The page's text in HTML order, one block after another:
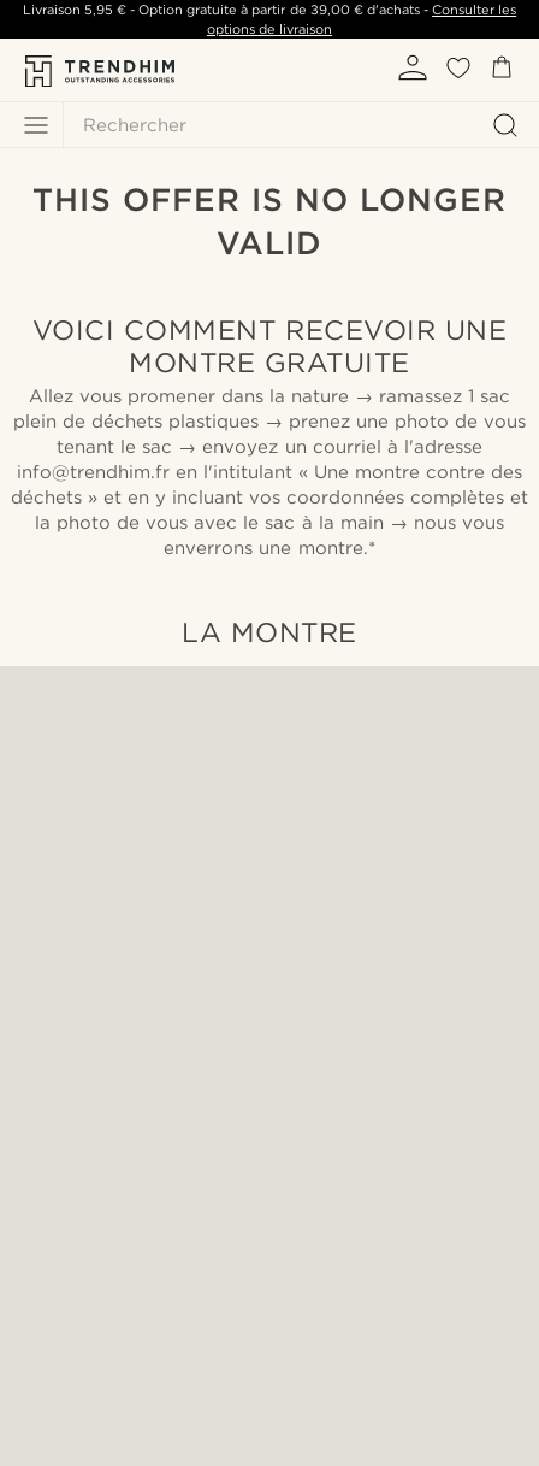
Rechercher
Livraison 5,95 €- Option gratuite à partir de 39,00 €d'achats -Consulter les
options de livraison
THIS OFFER IS NO LONGER
VALID
VOICI COMMENT RECEVOIR UNE
MONTRE GRATUITE
Allez vous promener dans la nature → ramassez 1 sac
plein de déchets plastiques → prenez une photo de vous
tenant le sac → envoyez un courriel à l'adresse
info@trendhim.fr en l'intitulant « Une montre contre des
déchets » et en y incluant vos coordonnées complètes et
la photo de vous avec le sac à la main → nous vous
enverrons une montre.*
LA MONTRE